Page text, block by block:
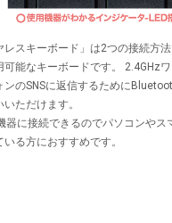
レスキーボード」は2つの接続方
可能なキーボードです。 2.4GHz
ンのSNSに返信するために
ただけます。
器に接続できるのでパソコンやス
る方におすすめです。